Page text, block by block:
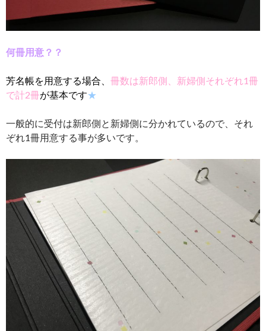
何冊用意？？
芳名帳を用意する場合、 冊数は新郎側、新婦側それぞれ1冊
で計2冊が基本です★
一般的に受付は新郎側と新婦側に分かれているので、それ
ぞれ1冊用意する事が多いです。